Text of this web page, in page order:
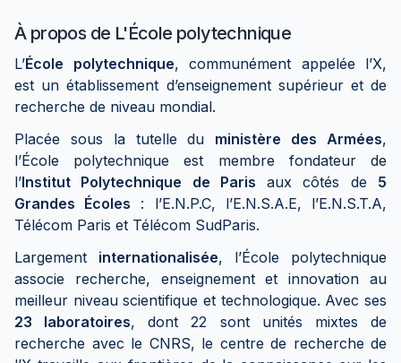
À propos de L'École polytechnique
L’École polytechnique, communément appelée l’X,
est un établissement d’enseignement supérieur et de
recherche de niveau mondial.
Placée sous la tutelle du ministère des Armées,
l’École polytechnique est membre fondateur de
l’Institut Polytechnique de Paris aux côtés de 5
Grandes Écoles : l’E.N.P.C, l’E.N.S.A.E, l’E.N.S.T.A,
Télécom Paris et Télécom SudParis.
Largement internationalisée, l’École polytechnique
associe recherche, enseignement et innovation au
meilleur niveau scientifique et technologique. Avec ses
23 laboratoires, dont 22 sont unités mixtes de
recherche avec le CNRS, le centre de recherche de